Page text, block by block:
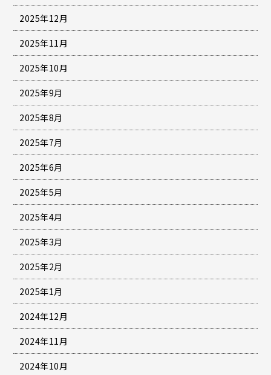
2025年12月
2025年11月
2025年10月
2025年9月
2025年8月
2025年7月
2025年6月
2025年5月
2025年4月
2025年3月
2025年2月
2025年1月
2024年12月
2024年11月
2024年10月